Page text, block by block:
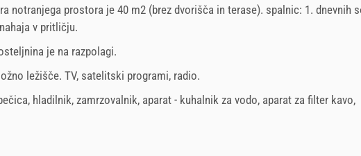
notranjega prostora je 40 m2 (brez dvorišča in terase). spalnic: 1. dnevnih
v pritličju.
je na razpolagi.
ležišče. TV, satelitski programi, radio.
, hladilnik, zamrzovalnik, aparat - kuhalnik za vodo, aparat za filter kavo,